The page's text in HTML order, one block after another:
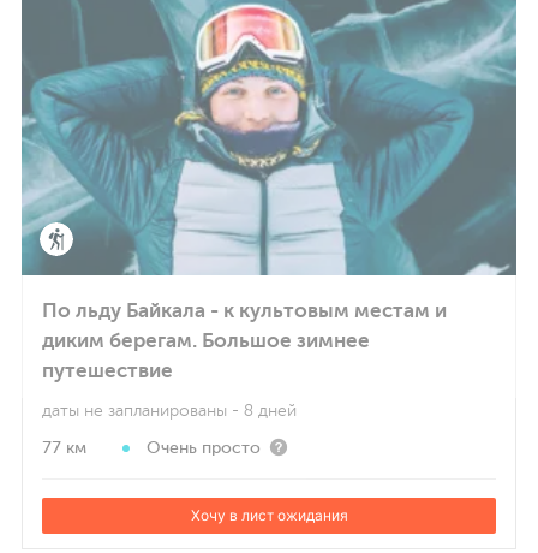
По льду Байкала - к культовым местам и
диким берегам. Большое зимнее
путешествие
даты не запланированы - 8 дней
77 км Очень просто
Хочу в лист ожидания